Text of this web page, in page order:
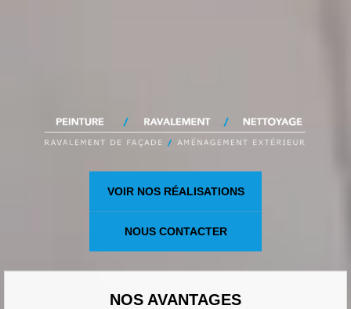
VOIR NOS RÉALISATIONS
NOUS CONTACTER
NOS AVANTAGES